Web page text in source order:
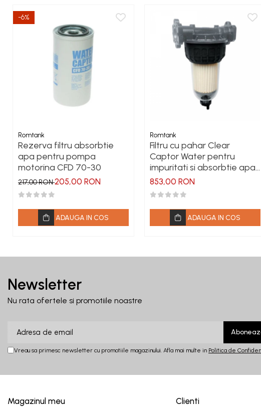
-6%
Romtank
Rezerva filtru absorbtie
apa pentru pompa
motorina CFD 70-30
217,00 RON205,00 RON
ADAUGA IN COS
Romtank
Filtru cu pahar Clear
Captor Water pentru
impuritati si absorbtie apa
din motorina
853,00 RON
ADAUGA IN COS
Newsletter
Nu rata ofertele si promotiile noastre
Vreau sa primesc newsletter cu promotiile magazinului. Afla mai multe in Politica de
Magazinul meu Clienti